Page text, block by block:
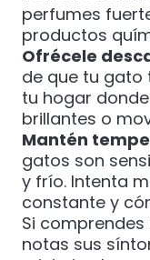
perfumes
productos
Ofrécele
de que tu gato
tu hogar
brillantes o
Mantén
gatos son
y frío. Intenta
constante y
Si
notas sus